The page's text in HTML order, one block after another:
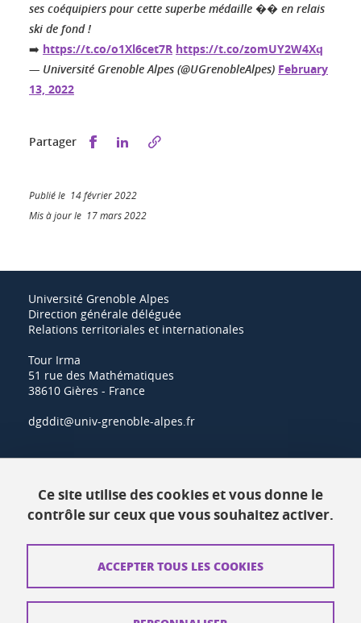
ses coéquipiers pour cette superbe médaille �� en relais
ski de fond !
➡️ https://t.co/o1Xl6cet7R https://t.co/zomUY2W4Xq
— Université Grenoble Alpes (@UGrenobleAlpes) February
13, 2022
Partager Partager sur Facebook
Partager sur LinkedIn
Publié le 14 février 2022
Mis à jour le 17 mars 2022
Université Grenoble Alpes
Direction générale déléguée
Relations territoriales et internationales
Tour Irma
51 rue des Mathématiques
38610 Gières - France
dgddit@univ-grenoble-alpes.fr
Ressources
Contacts
Plans d'accès
Mentions légales
Ce site utilise des cookies et vous donne le
contrôle sur ceux que vous souhaitez activer.
ACCEPTER TOUS LES COOKIES